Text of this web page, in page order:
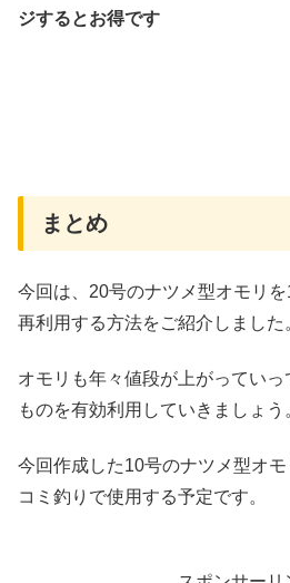
ジするとお得です
まとめ
今回は、20号のナツメ型オモリ
再利用する方法をご紹介しました
オモリも年々値段が上がってい
ものを有効利用していきましょう
今回作成した10号のナツメ型オ
コミ釣りで使用する予定です。